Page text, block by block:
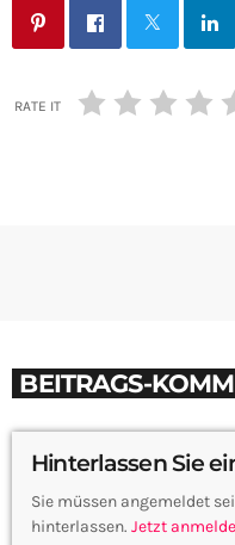
RATE IT
BEITRAGS-
Hinterlassen Sie
Sie müssen angemeldet
hinterlassen. Jetzt